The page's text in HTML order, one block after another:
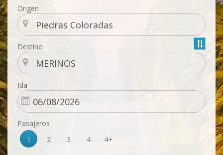
Origen
Destino
Ida
Pasajeros
1
2 3 4 4+